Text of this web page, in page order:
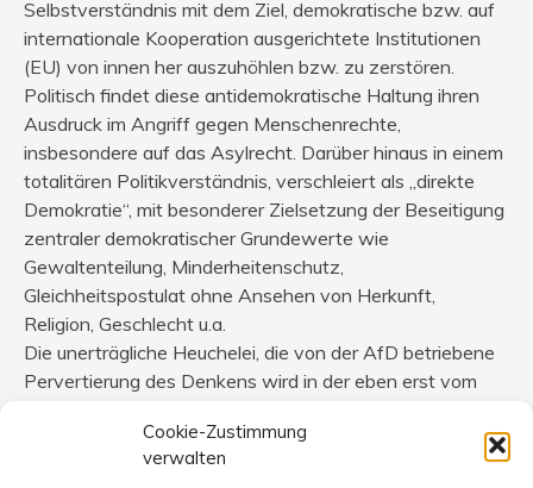
Cookie-Zustimmung
verwalten
Selbstverständnis mit dem Ziel, demokratische bzw. auf
internationale Kooperation ausgerichtete Institutionen
(EU) von innen her auszuhöhlen bzw. zu zerstören.
Politisch findet diese antidemokratische Haltung ihren
Ausdruck im Angriff gegen Menschenrechte,
insbesondere auf das Asylrecht. Darüber hinaus in einem
totalitären Politikverständnis, verschleiert als „direkte
Demokratie“, mit besonderer Zielsetzung der Beseitigung
zentraler demokratischer Grundewerte wie
Gewaltenteilung, Minderheitenschutz,
Gleichheitspostulat ohne Ansehen von Herkunft,
Religion, Geschlecht u.a.
Die unerträgliche Heuchelei, die von der AfD betriebene
Pervertierung des Denkens wird in der eben erst vom
angeblich „demokratischer“ Ambitionen das EU-
Parlament abzuschaffen, statt es zu stärken. Der